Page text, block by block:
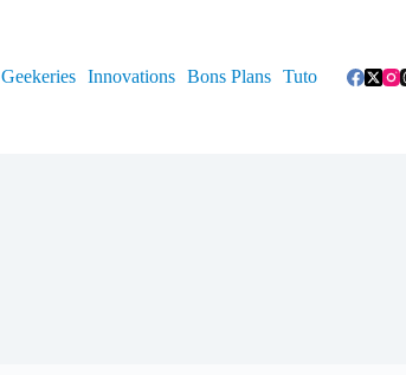
Geekeries Innovations Bons Plans Tuto